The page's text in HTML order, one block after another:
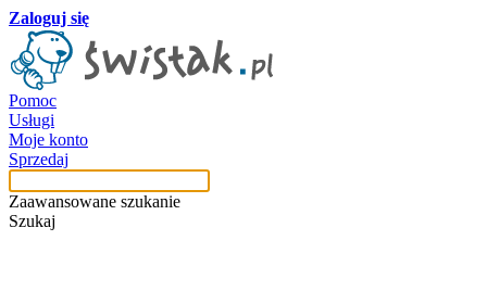
Zaloguj się
Pomoc
Usługi
Moje konto
Sprzedaj
Zaawansowane szukanie
Szukaj